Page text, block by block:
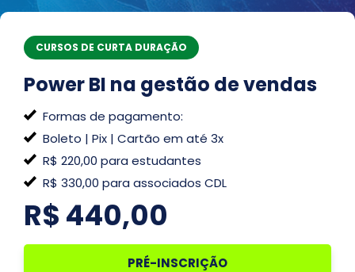
CURSOS DE CURTA DURAÇÃO
Power BI na gestão de vendas
Formas de pagamento:
Boleto | Pix | Cartão em até 3x
R$ 220,00 para estudantes
R$ 330,00 para associados CDL
R$ 440,00
PRÉ-INSCRIÇÃO